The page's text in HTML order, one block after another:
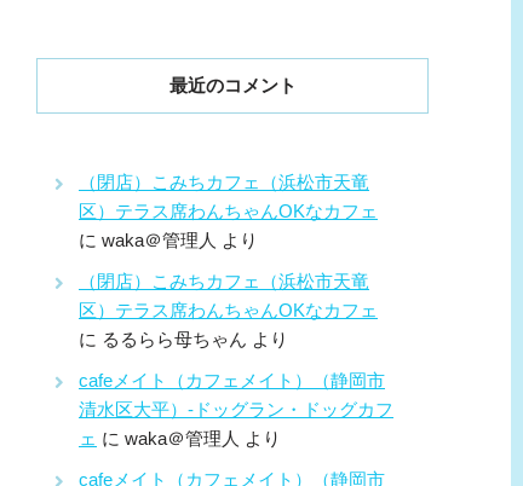
最近のコメント
（閉店）こみちカフェ（浜松市天竜
区）テラス席わんちゃんOKなカフェ
に waka＠管理人 より
（閉店）こみちカフェ（浜松市天竜
区）テラス席わんちゃんOKなカフェ
に るるらら母ちゃん より
cafeメイト（カフェメイト）（静岡市
清水区大平）-ドッグラン・ドッグカフ
ェ に waka＠管理人 より
cafeメイト（カフェメイト）（静岡市